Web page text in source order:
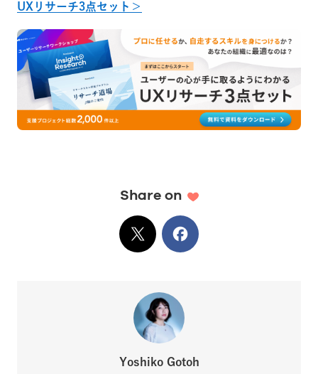
UXリサーチ3点セット＞
Share on
XでシェアFacebook
Yoshiko Gotoh